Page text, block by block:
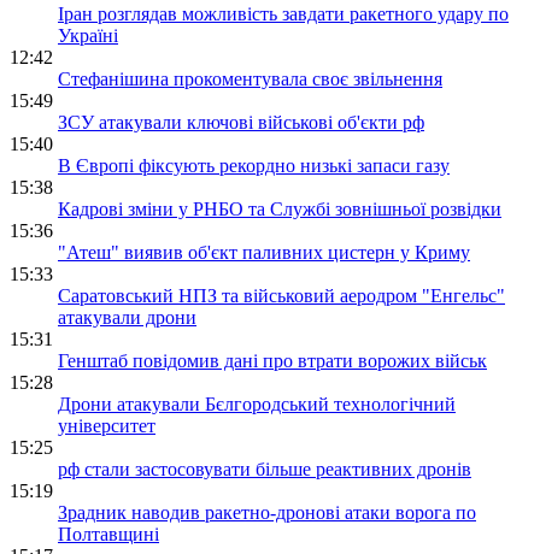
Іран розглядав можливість завдати ракетного удару по
Україні
12:42
Стефанішина прокоментувала своє звільнення
15:49
ЗСУ атакували ключові військові об'єкти рф
15:40
В Європі фіксують рекордно низькі запаси газу
15:38
Кадрові зміни у РНБО та Службі зовнішньої розвідки
15:36
"Атеш" виявив об'єкт паливних цистерн у Криму
15:33
Саратовський НПЗ та військовий аеродром "Енгельс"
атакували дрони
15:31
Генштаб повідомив дані про втрати ворожих військ
15:28
Дрони атакували Бєлгородський технологічний
університет
15:25
рф стали застосовувати більше реактивних дронів
15:19
Зрадник наводив ракетно-дронові атаки ворога по
Полтавщині